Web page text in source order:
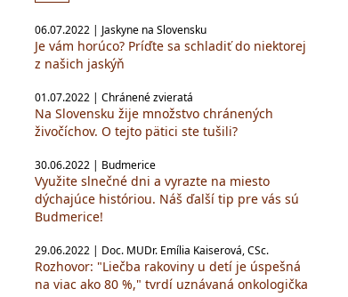
06.07.2022 | Jaskyne na Slovensku
Je vám horúco? Príďte sa schladiť do niektorej
z našich jaskýň
01.07.2022 | Chránené zvieratá
Na Slovensku žije množstvo chránených
živočíchov. O tejto pätici ste tušili?
30.06.2022 | Budmerice
Využite slnečné dni a vyrazte na miesto
dýchajúce históriou. Náš ďalší tip pre vás sú
Budmerice!
29.06.2022 | Doc. MUDr. Emília Kaiserová, CSc.
Rozhovor: "Liečba rakoviny u detí je úspešná
na viac ako 80 %," tvrdí uznávaná onkologička